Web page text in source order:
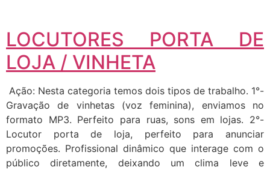
LOCUTORES PORTA DE
LOJA / VINHETA
Ação: Nesta categoria temos dois tipos de trabalho. 1°-
Gravação de vinhetas (voz feminina), enviamos no
formato MP3. Perfeito para ruas, sons em lojas. 2°-
Locutor porta de loja, perfeito para anunciar
promoções. Profissional dinâmico que interage com o
público diretamente, deixando um clima leve e